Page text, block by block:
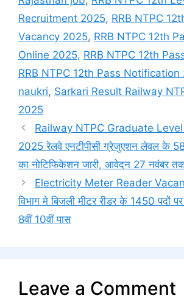
Recruitment 2025, RRB NTPC
Vacancy 2025, RRB NTPC 12th
Online 2025, RRB NTPC 12th
RRB NTPC 12th Pass Notification
naukri, Sarkari Result Railway
2025
Railway NTPC Graduate
2025 रेलवे एनटीपीसी ग्रेजुएशन लेवल के
का नोटिफिकेशन जारी, आवेदन 27 नवंबर
Electricity Meter Reader
विभाग मे बिजली मीटर रीडर के 1450 पदों पर
8वीं 10वीं पास
Leave a Comment